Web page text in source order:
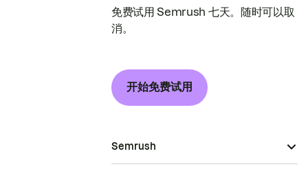
免费试用 Semrush 七天。随时可以取
消。
开始免费试用
Semrush